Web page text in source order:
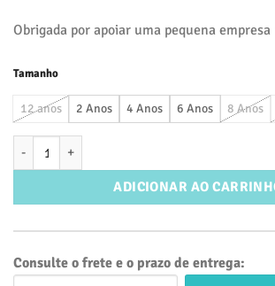
Obrigada por apoiar uma pequena
Tamanho
12 anos 2 Anos 4 Anos 6 Anos 8 Anos
ADICIONAR AO
Consulte o frete e o prazo de entrega: